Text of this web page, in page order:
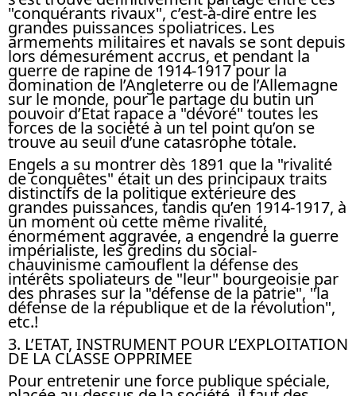
"conquérants rivaux", c’est-à-dire entre les
grandes puissances spoliatrices. Les
armements militaires et navals se sont depuis
lors démesurément accrus, et pendant la
guerre de rapine de 1914-1917 pour la
domination de l’Angleterre ou de l’Allemagne
sur le monde, pour le partage du butin un
pouvoir d’Etat rapace a "dévoré" toutes les
forces de la société à un tel point qu’on se
trouve au seuil d’une catasrophe totale.
Engels a su montrer dès 1891 que la "rivalité
de conquêtes" était un des principaux traits
distinctifs de la politique extérieure des
grandes puissances, tandis qu’en 1914-1917, à
un moment où cette même rivalité,
énormément aggravée, a engendré la guerre
impérialiste, les gredins du social-
chauvinisme camouflent la défense des
intérêts spoliateurs de "leur" bourgeoisie par
des phrases sur la "défense de la patrie", "la
défense de la république et de la révolution",
etc.!
3. L’ETAT, INSTRUMENT POUR L’EXPLOITATION
DE LA CLASSE OPPRIMEE
Pour entretenir une force publique spéciale,